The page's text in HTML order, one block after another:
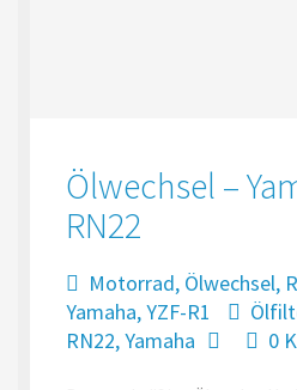
Ölwechsel –
RN22
Motorrad, Ölwechsel,
Yamaha,YZF-R1
RN22,Yamaha 0